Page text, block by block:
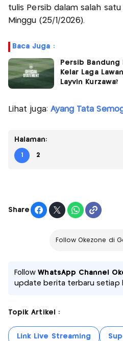
tulis Persib dalam salah
Minggu (25/1/2026).
Baca Juga :
Persib Bandung
Kelar Laga
Layvin Kurzawa?
Lihat juga: Ayang Tata
Halaman:
1 2
Share
Follow Okezone di
FollowWhatsApp Channel
update berita terbaru setiap
Topik Artikel :
Link Live Streaming